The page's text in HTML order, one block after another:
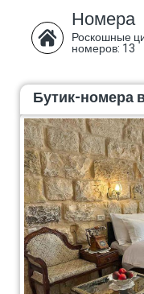
Номера
Роскошные
номеров: 13
Бутик-номера